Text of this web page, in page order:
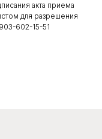
акта приема
для разрешения
602-15-51